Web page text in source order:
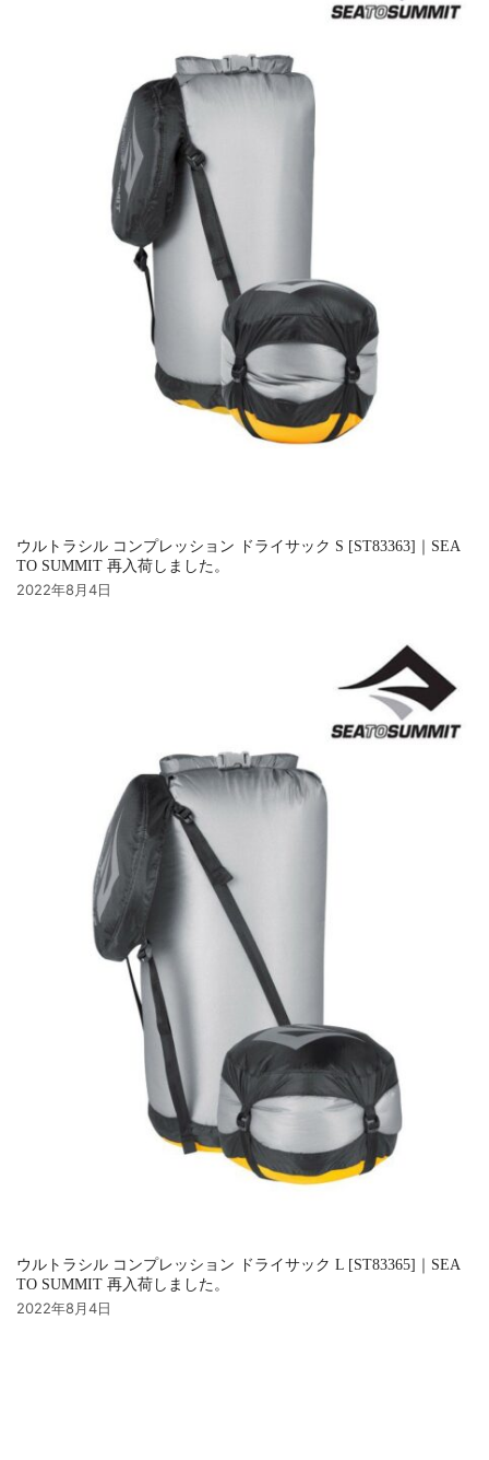
ウルトラシル コンプレッション ドライサック S [ST83363]｜SEA
TO SUMMIT 再入荷しました。
2022年8月4日
ウルトラシル コンプレッション ドライサック L [ST83365]｜SEA
TO SUMMIT 再入荷しました。
2022年8月4日